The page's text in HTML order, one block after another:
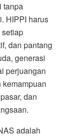
tanpa
HIPPI harus
setiap
dan pantang
generasi
perjuangan
dan
adalah